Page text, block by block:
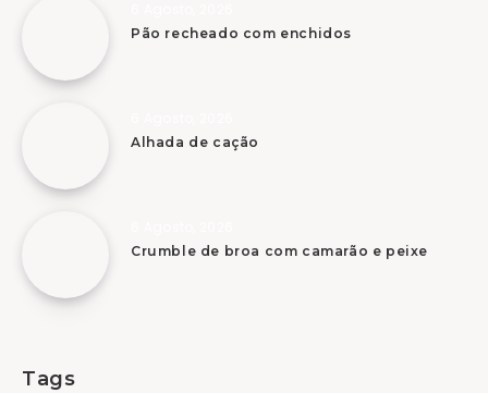
Pão recheado com enchidos
Alhada de cação
Crumble de broa com camarão e peixe
Tags